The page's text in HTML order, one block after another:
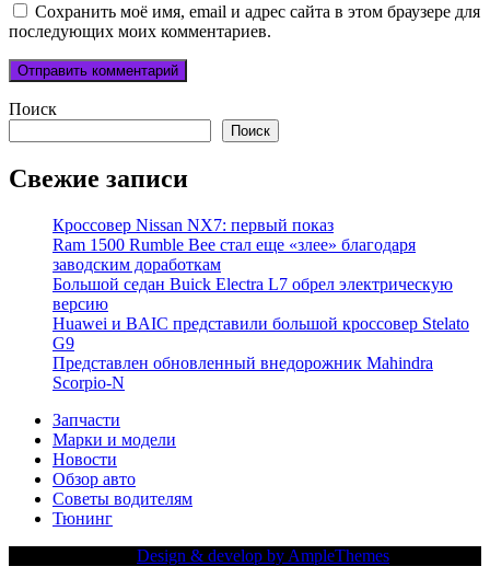
Сохранить моё имя, email и адрес сайта в этом браузере для
последующих моих комментариев.
Поиск
Поиск
Свежие записи
Кроссовер Nissan NX7: первый показ
Ram 1500 Rumble Bee стал еще «злее» благодаря
заводским доработкам
Большой седан Buick Electra L7 обрел электрическую
версию
Huawei и BAIC представили большой кроссовер Stelato
G9
Представлен обновленный внедорожник Mahindra
Scorpio-N
Запчасти
Марки и модели
Новости
Обзор авто
Советы водителям
Тюнинг
Design & develop by AmpleThemes